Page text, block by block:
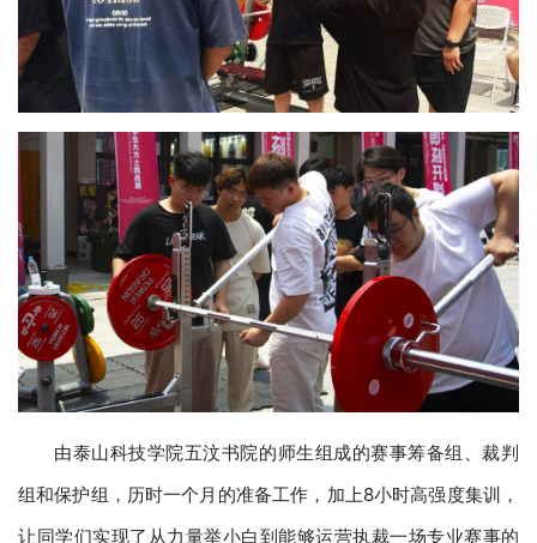
由泰山科技学院五汶书院的师生组成的赛事筹备组、裁判
组和保护组，历时一个月的准备工作，加上8小时高强度集训，
让同学们实现了从力量举小白到能够运营执裁一场专业赛事的